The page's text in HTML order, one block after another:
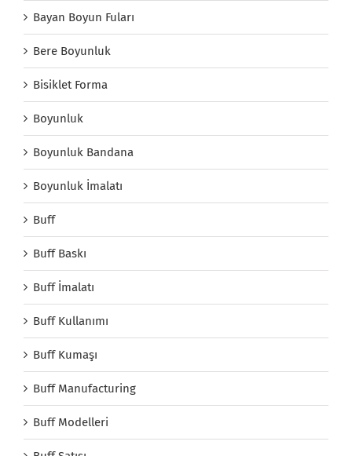
Bayan Boyun Fuları
Bere Boyunluk
Bisiklet Forma
Boyunluk
Boyunluk Bandana
Boyunluk İmalatı
Buff
Buff Baskı
Buff İmalatı
Buff Kullanımı
Buff Kumaşı
Buff Manufacturing
Buff Modelleri